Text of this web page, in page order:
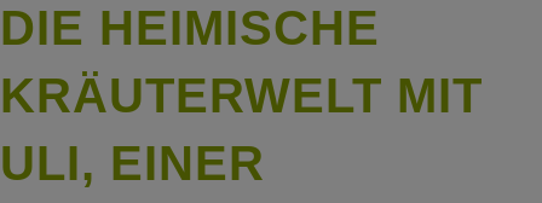
DIE HEIMISCHE
KRÄUTERWELT MIT
ULI, EINER